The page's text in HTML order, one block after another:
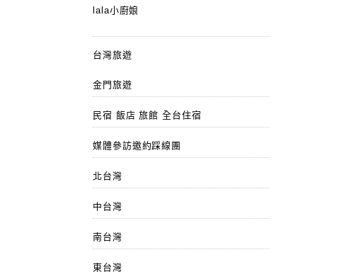
lala小廚娘
台灣旅遊
金門旅遊
民宿 飯店 旅館 全台住宿
媒體參訪邀約踩線團
北台灣
中台灣
南台灣
東台灣